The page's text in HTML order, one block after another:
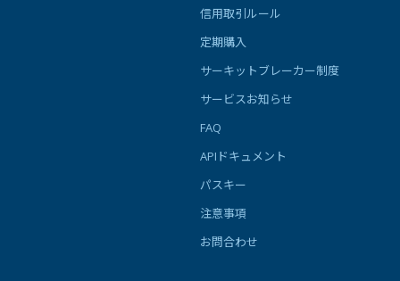
信用取引ルール
定期購入
サーキットブレーカー制度
サービスお知らせ
FAQ
APIドキュメント
パスキー
注意事項
お問合わせ